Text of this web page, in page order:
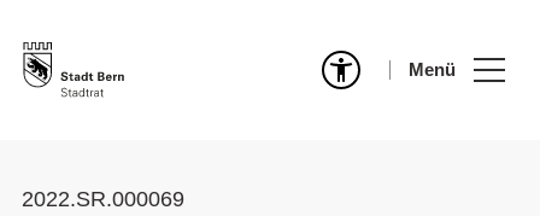
Menü
2022.SR.000069